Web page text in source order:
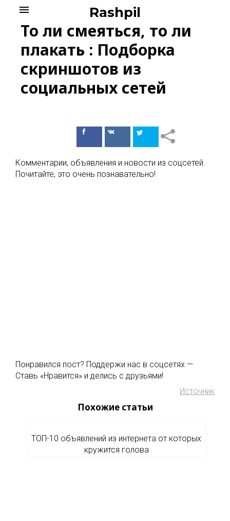
content
Rashpil
menu
То ли смеяться, то ли
плакать : Подборка
скриншотов из
социальных сетей
ПоделитьсяПоделиться
Комментарии, объявления и новости из соцсетей.
Почитайте, это очень познавательно!
Понравился пост? Поддержи нас в соцсетях —
Ставь «Нравится» и делись с друзьями!
Источник
Похожие статьи
ТОП-10 объявлений из интернета от которых
кружится голова